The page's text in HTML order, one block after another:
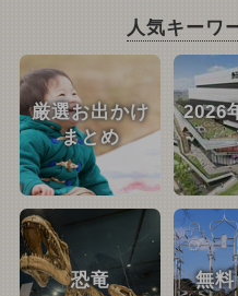
人気キーワ
厳選お出かけ
まとめ
2026
恐竜 無